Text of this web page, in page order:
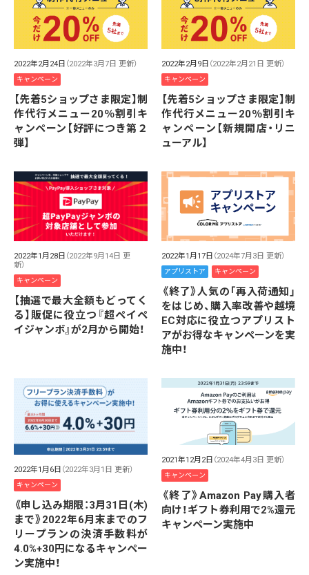
2022年2月24日 （2022年3月7日 更新）
キャンペーン
【先着5ショップさま限定】制
作代行メニュー20％割引キ
ャンペーン【好評につき第２
弾】
2022年2月9日 （2022年2月21日 更新）
キャンペーン
【先着5ショップさま限定】制
作代行メニュー20％割引キ
ャンペーン【新規開店・リニ
ューアル】
2022年1月28日 （2022年9月14日 更
新）
キャンペーン
【抽選で最大全額もどってく
る】販促に役立つ『超ペイペ
イジャンボ』が2月から開始！
2022年1月17日 （2024年7月3日 更新）
アプリストア キャンペーン
《終了》人気の「再入荷通知」
をはじめ、購入率改善や越境
EC対応に役立つアプリスト
アがお得なキャンペーンを実
施中！
2022年1月6日 （2022年3月1日 更新）
キャンペーン
《申し込み期限：3月31日(木)
まで》2022年6月末までのフ
リープランの決済手数料が
4.0%+30円になるキャンペー
ン実施中！
2021年12月2日 （2024年4月3日 更新）
キャンペーン
《終了》Amazon Pay購入者
向け！ギフト券利用で2%還元
キャンペーン実施中